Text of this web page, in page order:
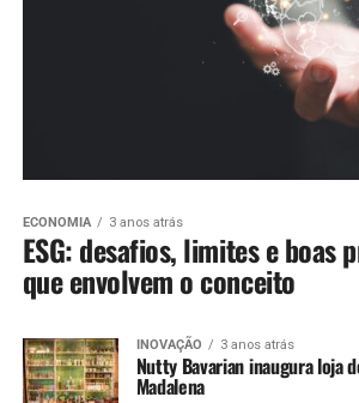
ECONOMIA 3 anos atrás
ESG: desafios, limites e boas
que envolvem o conceito
INOVAÇÃO 3 anos atrás
Nutty Bavarian inaugura loja
Madalena